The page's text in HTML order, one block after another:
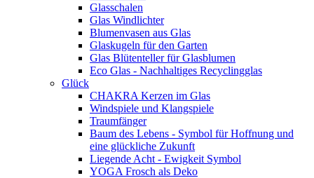
Glasschalen
Glas Windlichter
Blumenvasen aus Glas
Glaskugeln für den Garten
Glas Blütenteller für Glasblumen
Eco Glas - Nachhaltiges Recyclingglas
Glück
CHAKRA Kerzen im Glas
Windspiele und Klangspiele
Traumfänger
Baum des Lebens - Symbol für Hoffnung und
eine glückliche Zukunft
Liegende Acht - Ewigkeit Symbol
YOGA Frosch als Deko